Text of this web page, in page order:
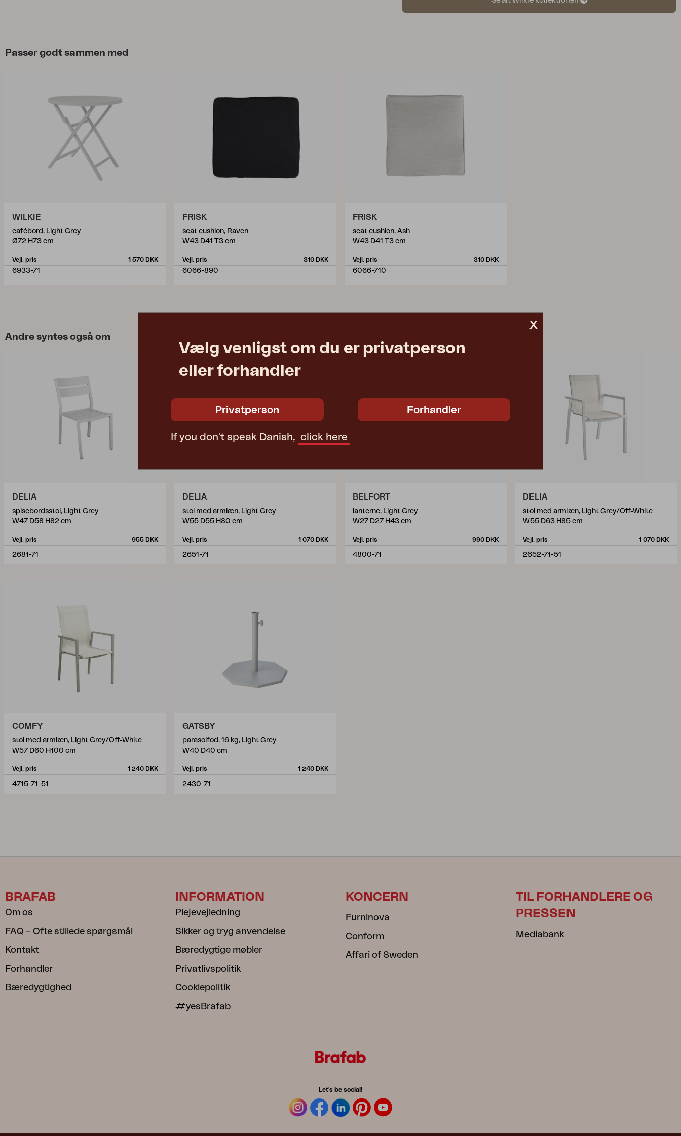
Passer godt sammen med
WILKIE
cafébord, Light Grey
Ø72 H73 cm
Vejl. pris 1 570 DKK
6933-71
FRISK
seat cushion, Raven
W43 D41 T3 cm
Vejl. pris 310 DKK
6066-890
FRISK
seat cushion, Ash
W43 D41 T3 cm
Vejl. pris 310 DKK
6066-710
Andre syntes også om
DELIA
spisebordsstol, Light Grey
W47 D58 H82 cm
Vejl. pris 955 DKK
2681-71
DELIA
stol med armlæn, Light Grey
W55 D55 H80 cm
Vejl. pris 1 070 DKK
2651-71
BELFORT
lanterne, Light Grey
W27 D27 H43 cm
Vejl. pris 990 DKK
4800-71
DELIA
stol med armlæn, Light Grey/Off-White
W55 D63 H85 cm
Vejl. pris 1 070 DKK
2652-71-51
COMFY
stol med armlæn, Light Grey/Off-White
W57 D60 H100 cm
Vejl. pris 1 240 DKK
4715-71-51
GATSBY
parasolfod, 16 kg, Light Grey
W40 D40 cm
Vejl. pris 1 240 DKK
2430-71
x
Vælg venligst om du er privatperson
eller forhandler
Privatperson Forhandler
If you don't speak Danish, click here
BRAFAB
Om os
FAQ – Ofte stillede spørgsmål
Kontakt
Forhandler
Bæredygtighed
INFORMATION
Plejevejledning
Sikker og tryg anvendelse
Bæredygtige møbler
Privatlivspolitik
Cookiepolitik
#yesBrafab
KONCERN
Furninova
Conform
Affari of Sweden
TIL FORHANDLERE OG
PRESSEN
Mediabank
Let's be social!